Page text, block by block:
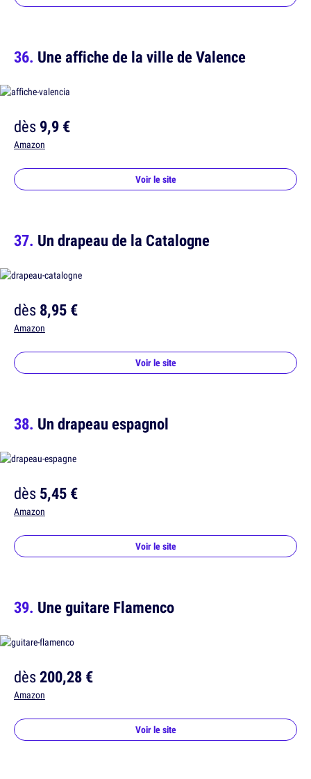
Une affiche de la ville de Valence
dès9,9 €
Amazon
Voir le site
Un drapeau de la Catalogne
dès8,95 €
Amazon
Voir le site
Un drapeau espagnol
dès5,45 €
Amazon
Voir le site
Une guitare Flamenco
dès200,28 €
Amazon
Voir le site